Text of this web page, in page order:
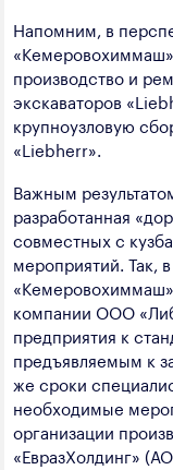
Напомним, в
производство и
экскаваторов
крупноузловую
«Liebherr».
Важным
разработанная
совместных с
мероприятий. Так,
компании ООО
предприятия к
предъявляемым к
же сроки
необходимые
организации
«ЕвразХолдинг»